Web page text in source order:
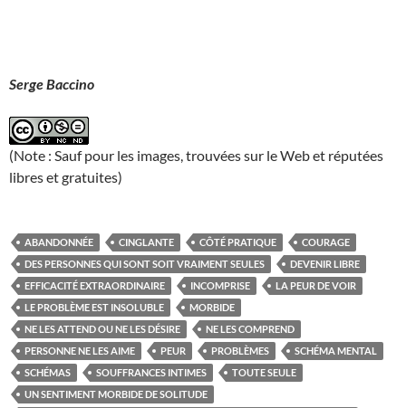
Serge Baccino
(Note : Sauf pour les images, trouvées sur le Web et réputées
libres et gratuites)
ABANDONNÉE CINGLANTE CÔTÉ PRATIQUE
COURAGE
DES PERSONNES QUI SONT SOIT VRAIMENT SEULES
DEVENIR LIBRE
EFFICACITÉ EXTRAORDINAIRE
INCOMPRISE
LA PEUR DE VOIR
LE PROBLÈME EST INSOLUBLE
MORBIDE
NE LES ATTEND OU NE LES DÉSIRE
NE LES COMPREND
PERSONNE NE LES AIME
PEUR PROBLÈMES
SCHÉMA MENTAL
SCHÉMAS
SOUFFRANCES INTIMES
TOUTE SEULE
UN SENTIMENT MORBIDE DE SOLITUDE